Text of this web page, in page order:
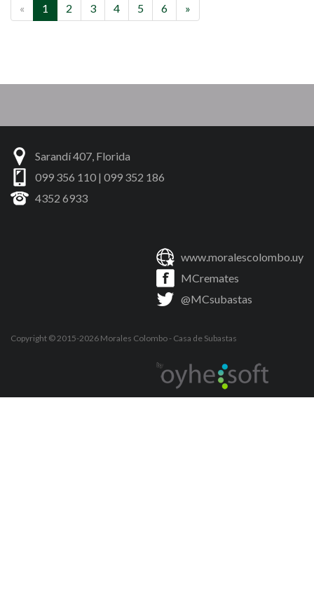
« 1 2 3 4 5 6 »
Sarandí 407, Florida
099 356 110 | 099 352 186
4352 6933
www.moralescolombo.uy
MCremates
@MCsubastas
Copyright © 2015-2026 Morales Colombo- Casa de Subastas